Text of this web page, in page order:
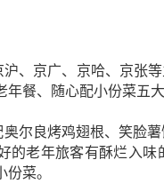
、京广、京哈、京张
餐、随心配小份菜五大
尔良烤鸡翅根、笑脸
的老年旅客有酥烂入
菜。